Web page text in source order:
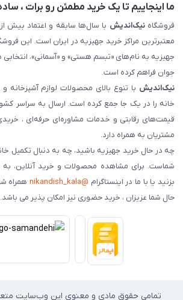
ما اینجاییم تا یک خرید مطمئن رو برات ،
فروشگاهنیک‌اندیش
معتبرترین مراکز خرید جهیزیه در ایران است. این
جهیزیه به نام‌های «تبسم هستی» و «آسمانی»،
جوان فراهم کرده است.
نیک‌اندیش با تنوع بالای محصولات لوازم
خانه را در یک جا جمع کرده است. ارسال به سراسر
قیمت‌های رقابتی و خدمات مشاوره‌ای حرفه‌ای ،
مشتریان به همراه دارد.
چه در حال خرید جهیزیه باشید، چه به دنبال تکمیل
شماست. برای مشاهده محصولات و خرید آنلاین،
بزنید یا با ما در اینستاگرام @nikandish_kala
همراه
حال شما عزیزان ، خرید حضوری نیز امکان پذیر می باشد.
تمامی حقوق مادی و معنوی این وب‌سایت